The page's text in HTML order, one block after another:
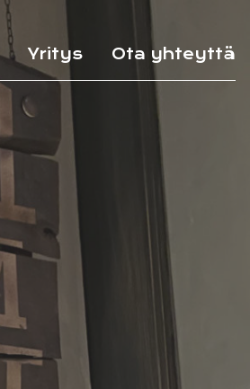
Yritys Ota yhteyttä